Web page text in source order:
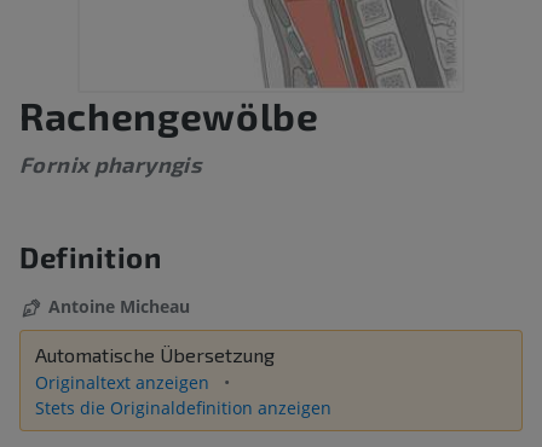
Rachengewölbe
Fornix pharyngis
Definition
Antoine Micheau
Automatische Übersetzung
Originaltext anzeigen
Stets die Originaldefinition anzeigen